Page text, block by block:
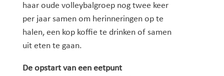
haar oude volleybalgroep nog twee keer
per jaar samen om herinneringen op te
halen, een kop koffie te drinken of samen
uit eten te gaan.
De opstart van een eetpunt